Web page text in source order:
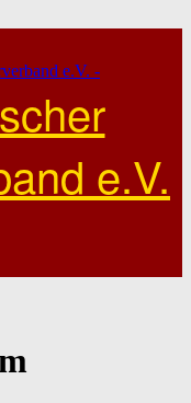
e.V.